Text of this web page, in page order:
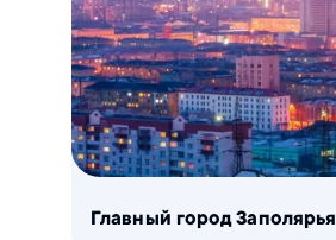
Главный город Заполярья